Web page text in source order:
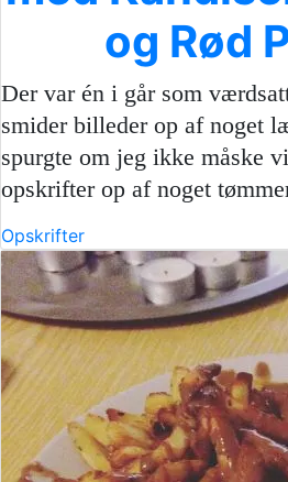
og Rød
Der var én i går som
smider billeder op af noget
spurgte om jeg ikke måske
opskrifter op af noget
Opskrifter